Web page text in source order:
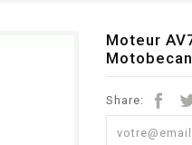
Moteur
Share: